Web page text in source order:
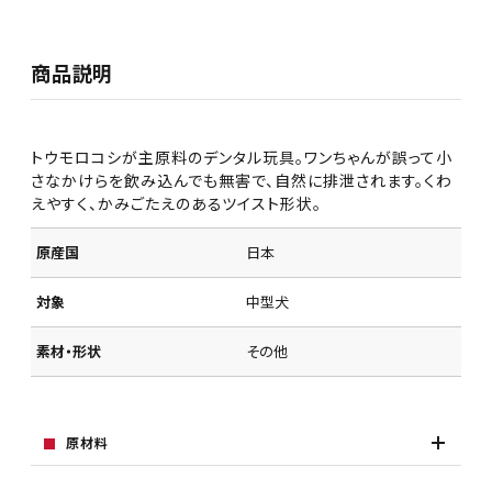
商品説明
トウモロコシが主原料のデンタル玩具。ワンちゃんが誤って小
さなかけらを飲み込んでも無害で、自然に排泄されます。くわ
えやすく、かみごたえのあるツイスト形状。
原産国 日本
対象 中型犬
素材・形状 その他
原材料